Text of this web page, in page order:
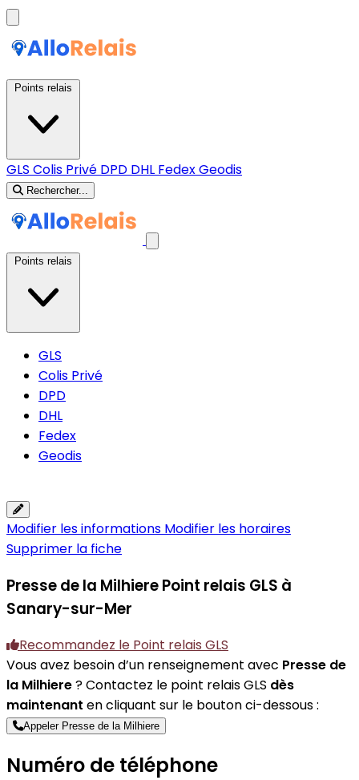
GLS Colis Privé DPD DHL FedexGeodis
Rechercher...
GLS
Colis Privé
DPD
DHL
Fedex
Geodis
Modifier les informations Modifier les horaires
Supprimer la fiche
Presse de la MilhierePoint relais GLS à
Sanary-sur-Mer
Recommandez le Point relais GLS
Vous avez besoin d’un renseignement avec Presse de
la Milhiere? Contactez le point relais GLS dès
maintenant en cliquant sur le bouton ci-dessous :
Appeler Presse de la Milhiere
Numéro de téléphone